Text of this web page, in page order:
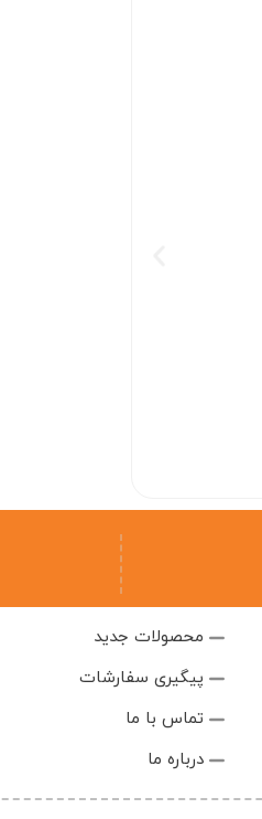
محصولات جدید
پیگیری سفارشات
تماس با ما
درباره ما